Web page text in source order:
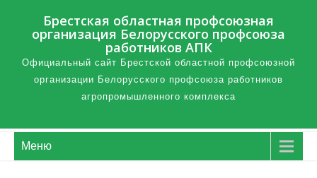
Брестская областная профсоюзная
организация Белорусского профсоюза
работников АПК
Официальный сайт Брестской областной профсоюзной
организации Белорусского профсоюза работников
агропромышленного комплекса
Меню